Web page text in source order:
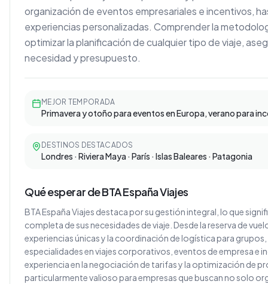
organización de eventos empresariales e incentivos,
experiencias personalizadas. Comprender la
optimizar la planificación de cualquier tipo de viaje,
necesidad y presupuesto.
MEJOR TEMPORADA
Primavera y otoño para eventos en Europa, verano para
DESTINOS DESTACADOS
Londres · Riviera Maya · París · Islas Baleares · Patagonia
Qué esperar de BTA España Viajes
BTA España Viajes destaca por su gestión integral, lo que
completa de sus necesidades de viaje. Desde la reserva de
experiencias únicas y la coordinación de logística para
especialidades en viajes corporativos, eventos de empresa e
experiencia en la negociación de tarifas y la optimización de
particularmente valioso para empresas que buscan no solo